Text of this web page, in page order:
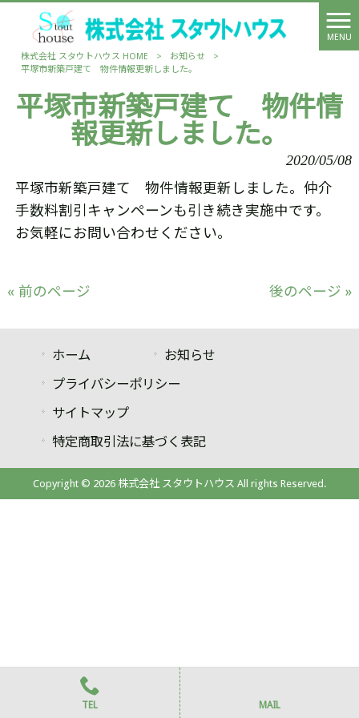
MENU
株式会社 スタウトハウス HOME
> お知らせ
>
平塚市新築戸建て 物件情報更新しました。
平塚市新築戸建て 物件情
報更新しました。
2020/05/08
平塚市新築戸建て 物件情報更新しました。仲介
手数料割引キャンペーンも引き続き実施中です。
お気軽にお問い合わせください。
« 前のページ 後のページ »
ホーム
お知らせ
プライバシーポリシー
サイトマップ
特定商取引法に基づく表記
Copyright © 2026 株式会社 スタウトハウス All rights Reserved.
TEL MAIL